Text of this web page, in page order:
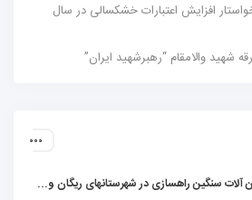
افزایش اعتبارات خشکسالی در سال
شهید والامقام “رهبرشهید ایران”
رونمایی از ماشین آلات سنگین راهسازی در شهرستانهای ریگان و گنبکی